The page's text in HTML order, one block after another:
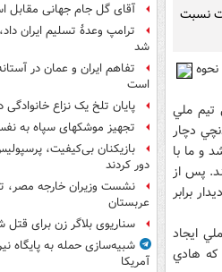
نسبت
تيم ملي
دچار
و ما با
پس از
برابر
ايجاد
که هادي
آقای گل جام جهانی مقابل
ترامپ وعدۀ تسلیم ایران
شد
تفاهم ایران و عمان در
است
پایان تلخ یک نزاع خانوادگی
تجهیز موشکهای سپاه به
بازیکنان بی‌کیفیت،
دور کردند
نشست وزیران خارجه مصر،
عربستان
سناریوی بلاگر زن برای
شبیه‌سازی حمله به پایگاه
آمریکا